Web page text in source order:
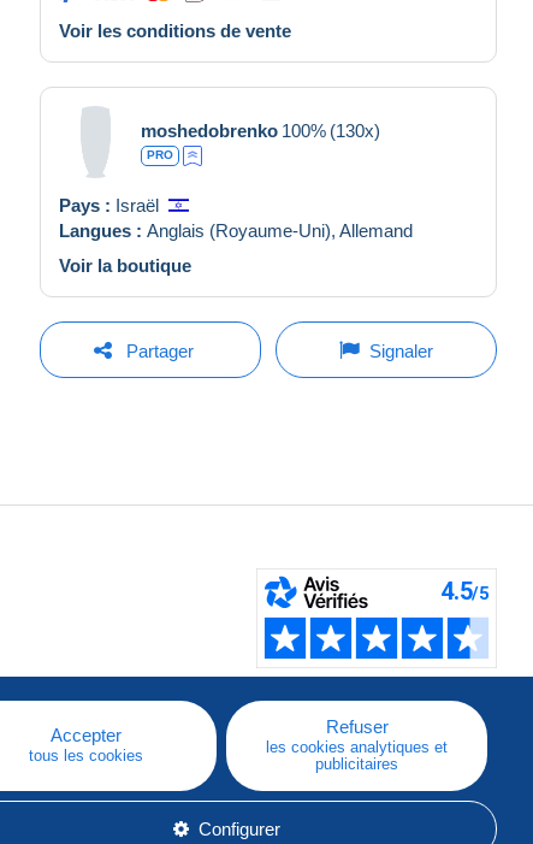
Voir les conditions de vente
moshedobrenko 100% (130x)
PRO
Pays : Israël
Langues : Anglais (Royaume-Uni), Allemand
Voir la boutique
Partager Signaler
Accepter
tous les cookies
Refuser
les cookies analytiques et
publicitaires
Configurer